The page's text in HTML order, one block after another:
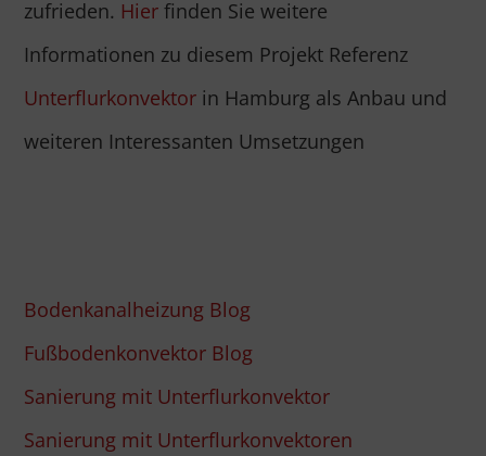
zufrieden. Hier finden Sie weitere
Informationen zu diesem Projekt Referenz
Unterflurkonvektor in Hamburg als Anbau und
weiteren Interessanten Umsetzungen
Bodenkanalheizung Blog
Fußbodenkonvektor Blog
Sanierung mit Unterflurkonvektor
Sanierung mit Unterflurkonvektoren